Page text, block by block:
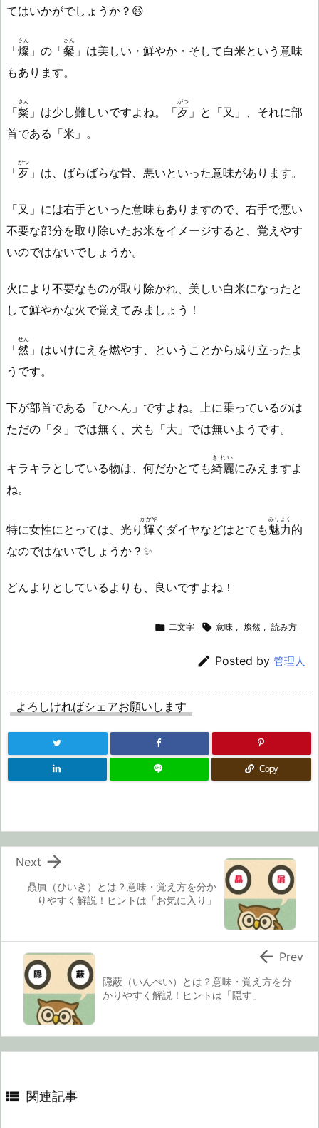
てはいかがでしょうか？😆
「燦
さん
」の「粲
さん
」は美しい・鮮やか・そして白米という意味
もあります。
「粲
さん
」は少し難しいですよね。「歹
がつ
」と「又」、それに部
首である「米」。
「歹
がつ
」は、ばらばらな骨、悪いといった意味があります。
「又」には右手といった意味もありますので、右手で悪い
不要な部分を取り除いたお米をイメージすると、覚えやす
いのではないでしょうか。
火により不要なものが取り除かれ、美しい白米になったと
して鮮やかな火で覚えてみましょう！
「然
ぜん
」はいけにえを燃やす、ということから成り立ったよ
うです。
下が部首である「ひへん」ですよね。上に乗っているのは
ただの「タ」では無く、犬も「大」では無いようです。
キラキラとしている物は、何だかとても綺麗
きれい
にみえますよ
ね。
特に女性にとっては、光り 輝
かがや
くダイヤなどはとても魅力
みりょく
的
なのではないでしょうか？✨
どんよりとしているよりも、良いですよね！
 二文字  意味 , 燦然 , 読み方
 Posted by 管理人
よろしければシェアお願いします
Copy
贔屓（ひいき）とは？意味・覚え方を分か
りやすく解説！ヒントは「お気に入り」

Next
隠蔽（いんぺい）とは？意味・覚え方を分
かりやすく解説！ヒントは「隠す」
 Prev
 関連記事